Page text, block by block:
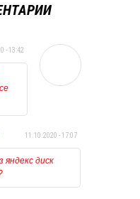
- 13:42
11.10.2020 - 17:07
яндекс диск